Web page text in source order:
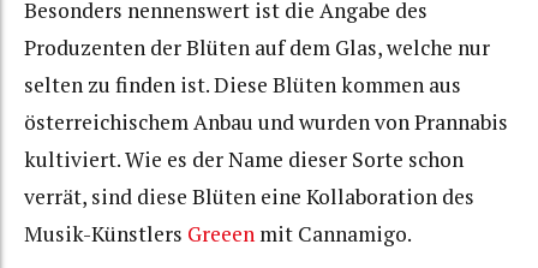
Besonders nennenswert ist die Angabe des
Produzenten der Blüten auf dem Glas, welche nur
selten zu finden ist. Diese Blüten kommen aus
österreichischem Anbau und wurden von Prannabis
kultiviert. Wie es der Name dieser Sorte schon
verrät, sind diese Blüten eine Kollaboration des
Musik-Künstlers Greeen mit Cannamigo.